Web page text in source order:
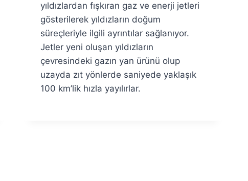
yıldızlardan fışkıran gaz ve enerji jetleri
gösterilerek yıldızların doğum
süreçleriyle ilgili ayrıntılar sağlanıyor.
Jetler yeni oluşan yıldızların
çevresindeki gazın yan ürünü olup
uzayda zıt yönlerde saniyede yaklaşık
100 km’lik hızla yayılırlar.